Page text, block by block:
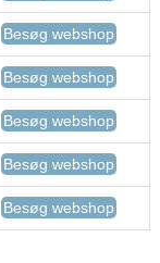
Besøg webshop
Besøg webshop
Besøg webshop
Besøg webshop
Besøg webshop